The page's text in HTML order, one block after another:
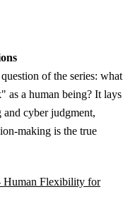
of the series: what
as a human being? It lays
cyber judgment,
making is the true
Human Flexibility for